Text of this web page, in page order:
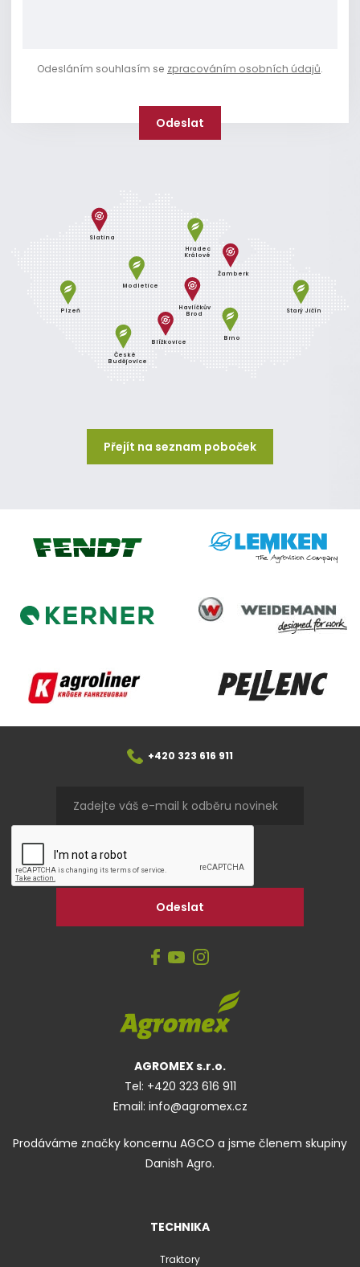
Odesláním souhlasím se zpracováním osobních údajů.
Brno
Slatina
Blížkovice
Havlíčkův
Brod
Žamberk
Starý Jičín
Hradec
Králové
Modletice
České
Budějovice
Plzeň
Přejít na seznam poboček
Fendt Lemken
Kerner
Weidemann
Agroliner Pellenc
+420 323 616 911
AGROMEX s.r.o.
Tel: +420 323 616 911
Email: info@agromex.cz
Prodáváme značky koncernu AGCO a jsme členem skupiny
Danish Agro.
TECHNIKA
Traktory